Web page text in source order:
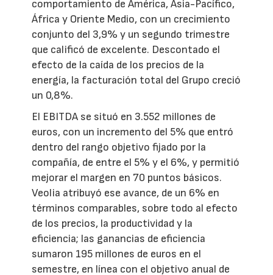
comportamiento de América, Asia-Pacífico,
África y Oriente Medio, con un crecimiento
conjunto del 3,9% y un segundo trimestre
que calificó de excelente. Descontado el
efecto de la caída de los precios de la
energía, la facturación total del Grupo creció
un 0,8%.
El EBITDA se situó en 3.552 millones de
euros, con un incremento del 5% que entró
dentro del rango objetivo fijado por la
compañía, de entre el 5% y el 6%, y permitió
mejorar el margen en 70 puntos básicos.
Veolia atribuyó ese avance, de un 6% en
términos comparables, sobre todo al efecto
de los precios, la productividad y la
eficiencia; las ganancias de eficiencia
sumaron 195 millones de euros en el
semestre, en línea con el objetivo anual de